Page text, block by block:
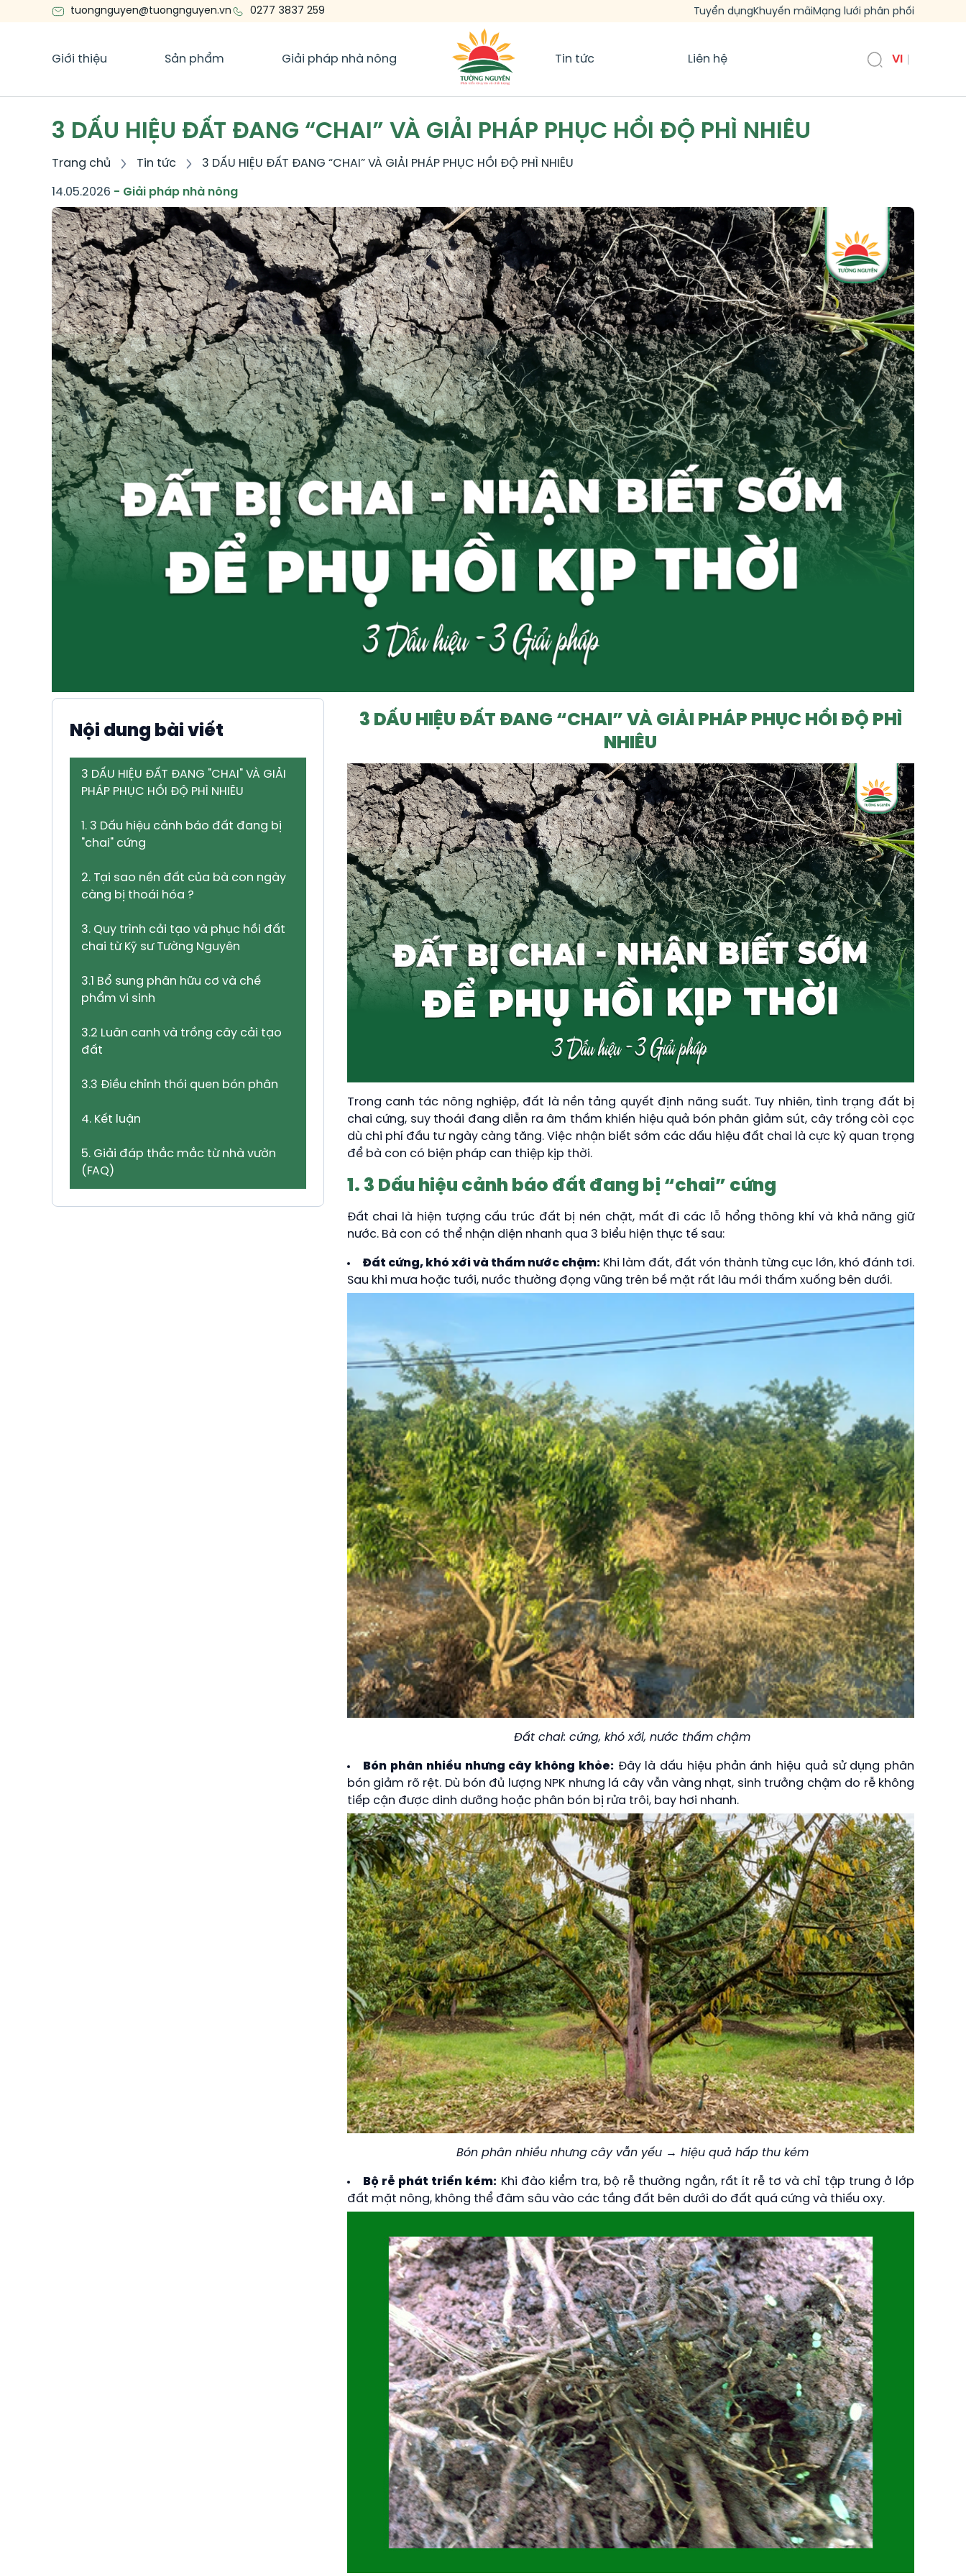
tuongnguyen@tuongnguyen.vn 0277 3837 259 Tuyển dụng Khuyến mãi Mạng lưới phân phối
Giới thiệu Sản phẩm Giải pháp nhà nông Tin tức Liên hệ VI
3 DẤU HIỆU ĐẤT ĐANG “CHAI” VÀ GIẢI PHÁP PHỤC HỒI ĐỘ PHÌ NHIÊU
Trang chủ Tin tức 3 DẤU HIỆU ĐẤT ĐANG “CHAI” VÀ GIẢI PHÁP PHỤC HỒI ĐỘ PHÌ NHIÊU
14.05.2026 - Giải pháp nhà nông
Nội dung bài viết
3 DẤU HIỆU ĐẤT ĐANG "CHAI" VÀ GIẢI
PHÁP PHỤC HỒI ĐỘ PHÌ NHIÊU
1. 3 Dấu hiệu cảnh báo đất đang bị
"chai" cứng
2. Tại sao nền đất của bà con ngày
càng bị thoái hóa ?
3. Quy trình cải tạo và phục hồi đất
chai từ Kỹ sư Tường Nguyên
3.1 Bổ sung phân hữu cơ và chế
phẩm vi sinh
3.2 Luân canh và trồng cây cải tạo
đất
3.3 Điều chỉnh thói quen bón phân
4. Kết luận
5. Giải đáp thắc mắc từ nhà vườn
(FAQ)
3 DẤU HIỆU ĐẤT ĐANG “CHAI” VÀ GIẢI PHÁP PHỤC HỒI ĐỘ PHÌ
NHIÊU
Trong canh tác nông nghiệp, đất là nền tảng quyết định năng suất. Tuy nhiên, tình trạng đất bị
chai cứng, suy thoái đang diễn ra âm thầm khiến hiệu quả bón phân giảm sút, cây trồng còi cọc
dù chi phí đầu tư ngày càng tăng. Việc nhận biết sớm các dấu hiệu đất chai là cực kỳ quan trọng
để bà con có biện pháp can thiệp kịp thời.
1. 3 Dấu hiệu cảnh báo đất đang bị “chai” cứng
Đất chai là hiện tượng cấu trúc đất bị nén chặt, mất đi các lỗ hổng thông khí và khả năng giữ
nước. Bà con có thể nhận diện nhanh qua 3 biểu hiện thực tế sau:
Đất cứng, khó xới và thấm nước chậm:Khi làm đất, đất vón thành từng cục lớn, khó đánh tơi.
Sau khi mưa hoặc tưới, nước thường đọng vũng trên bề mặt rất lâu mới thấm xuống bên dưới.
Đất chai: cứng, khó xới, nước thấm chậm
Bón phân nhiều nhưng cây không khỏe:Đây là dấu hiệu phản ánh hiệu quả sử dụng phân
bón giảm rõ rệt. Dù bón đủ lượng NPK nhưng lá cây vẫn vàng nhạt, sinh trưởng chậm do rễ không
tiếp cận được dinh dưỡng hoặc phân bón bị rửa trôi, bay hơi nhanh.
Bón phân nhiều nhưng cây vẫn yếu → hiệu quả hấp thu kém
Bộ rễ phát triển kém: Khi đào kiểm tra, bộ rễ thường ngắn, rất ít rễ tơ và chỉ tập trung ở lớp
đất mặt nông, không thể đâm sâu vào các tầng đất bên dưới do đất quá cứng và thiếu oxy.